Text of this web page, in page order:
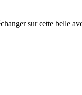
sur cette belle